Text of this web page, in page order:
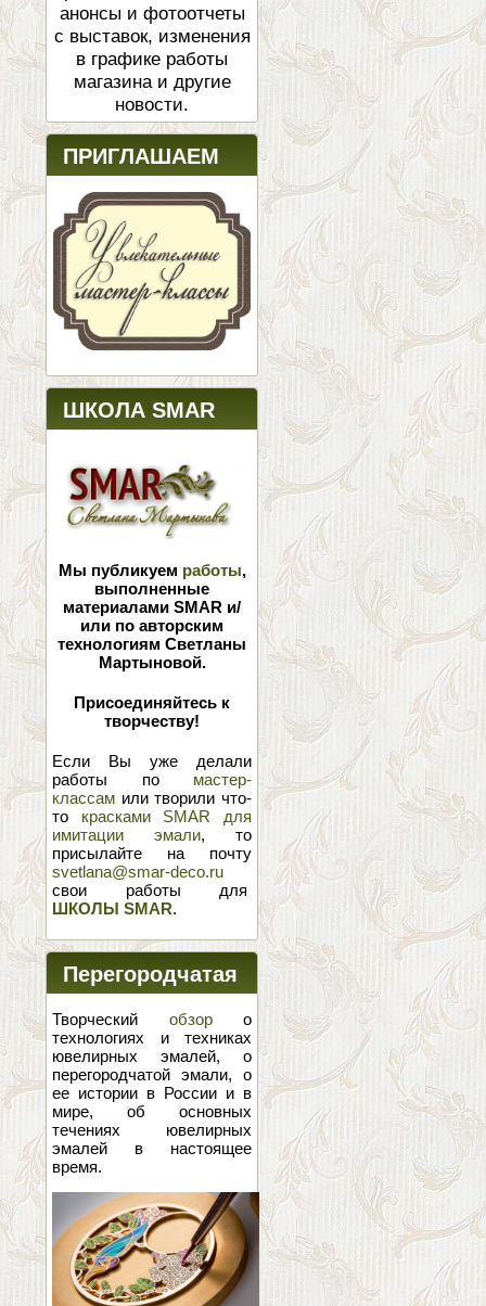
анонсы и фотоотчеты
с выставок, изменения
в графике работы
магазина и другие
новости.
ПРИГЛАШАЕМ
ШКОЛА SMAR
Мы публикуем работы,
выполненные
материалами SMAR и/
или по авторским
технологиям Светланы
Мартыновой.
Присоединяйтесь к
творчеству!
Если Вы уже делали
работы по мастер-
классам или творили что-
то красками SMAR для
имитации эмали, то
присылайте на почту
svetlana@smar-deco.ru
свои работы для
ШКОЛЫ SMAR.
Перегородчатая
эмаль
Творческий обзоро
технологиях и техниках
ювелирных эмалей, о
перегородчатой эмали, о
ее истории в России и в
мире, об основных
течениях ювелирных
эмалей в настоящее
время.